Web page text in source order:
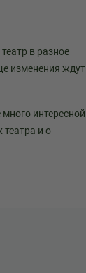
в разное
изменения ждут
интересной
театра и о